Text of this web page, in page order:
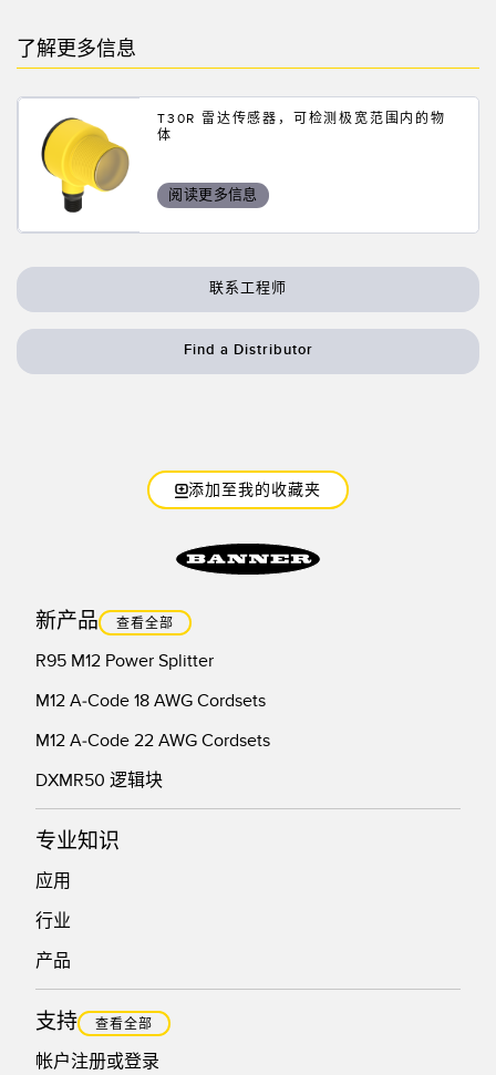
了解更多信息
T30R 雷达传感器，可检测极宽范围内的物
体
阅读更多信息
联系工程师
Find a Distributor
添加至我的收藏夹
新产品 查看全部
R95 M12 Power Splitter
M12 A-Code 18 AWG Cordsets
M12 A-Code 22 AWG Cordsets
DXMR50 逻辑块
专业知识
应用
行业
产品
支持 查看全部
帐户注册或登录